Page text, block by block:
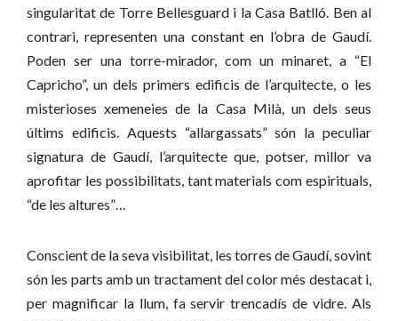
singularitat de Torre Bellesguard i la Casa Batlló. Ben al
contrari, representen una constant en l’obra de Gaudí.
Poden ser una torre-mirador, com un minaret, a “El
Capricho”, un dels primers edificis de l’arquitecte, o les
misterioses xemeneies de la Casa Milà, un dels seus
últims edificis. Aquests “allargassats” són la peculiar
signatura de Gaudí, l’arquitecte que, potser, millor va
aprofitar les possibilitats, tant materials com espirituals,
“de les altures”…
Conscient de la seva visibilitat, les torres de Gaudí, sovint
són les parts amb un tractament del color més destacat i,
per magnificar la llum, fa servir trencadís de vidre. Als